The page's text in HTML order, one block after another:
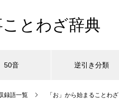
とわざ辞典
50音 逆引き分類
録語一覧 「お」から始まることわざ